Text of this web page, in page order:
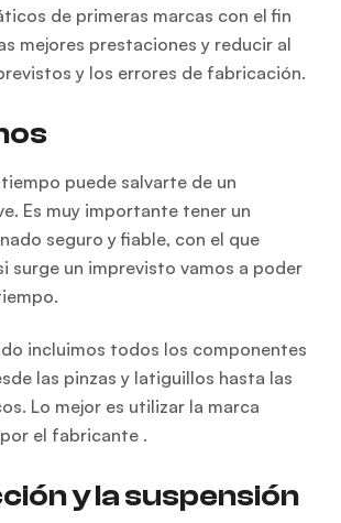
de primeras marcas con el fin
mejores prestaciones y reducir al
y los errores de fabricación.
puede salvarte de un
Es muy importante tener un
seguro y fiable, con el que
surge un imprevisto vamos a poder
incluimos todos los componentes
las pinzas y latiguillos hasta las
Lo mejor es utilizar la marca
el fabricante .
y la suspensión